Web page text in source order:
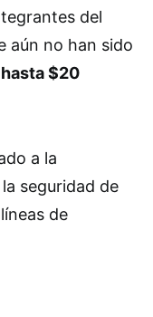
del
aún no han sido
$20
a la
seguridad de
de